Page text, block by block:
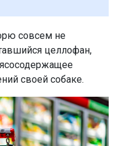
совсем не
целлофан,
своей собаке.